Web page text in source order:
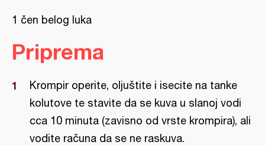
1 čen belog luka
Priprema
Krompir operite, oljuštite i isecite na tanke
kolutove te stavite da se kuva u slanoj vodi
cca 10 minuta (zavisno od vrste krompira), ali
vodite računa da se ne raskuva.